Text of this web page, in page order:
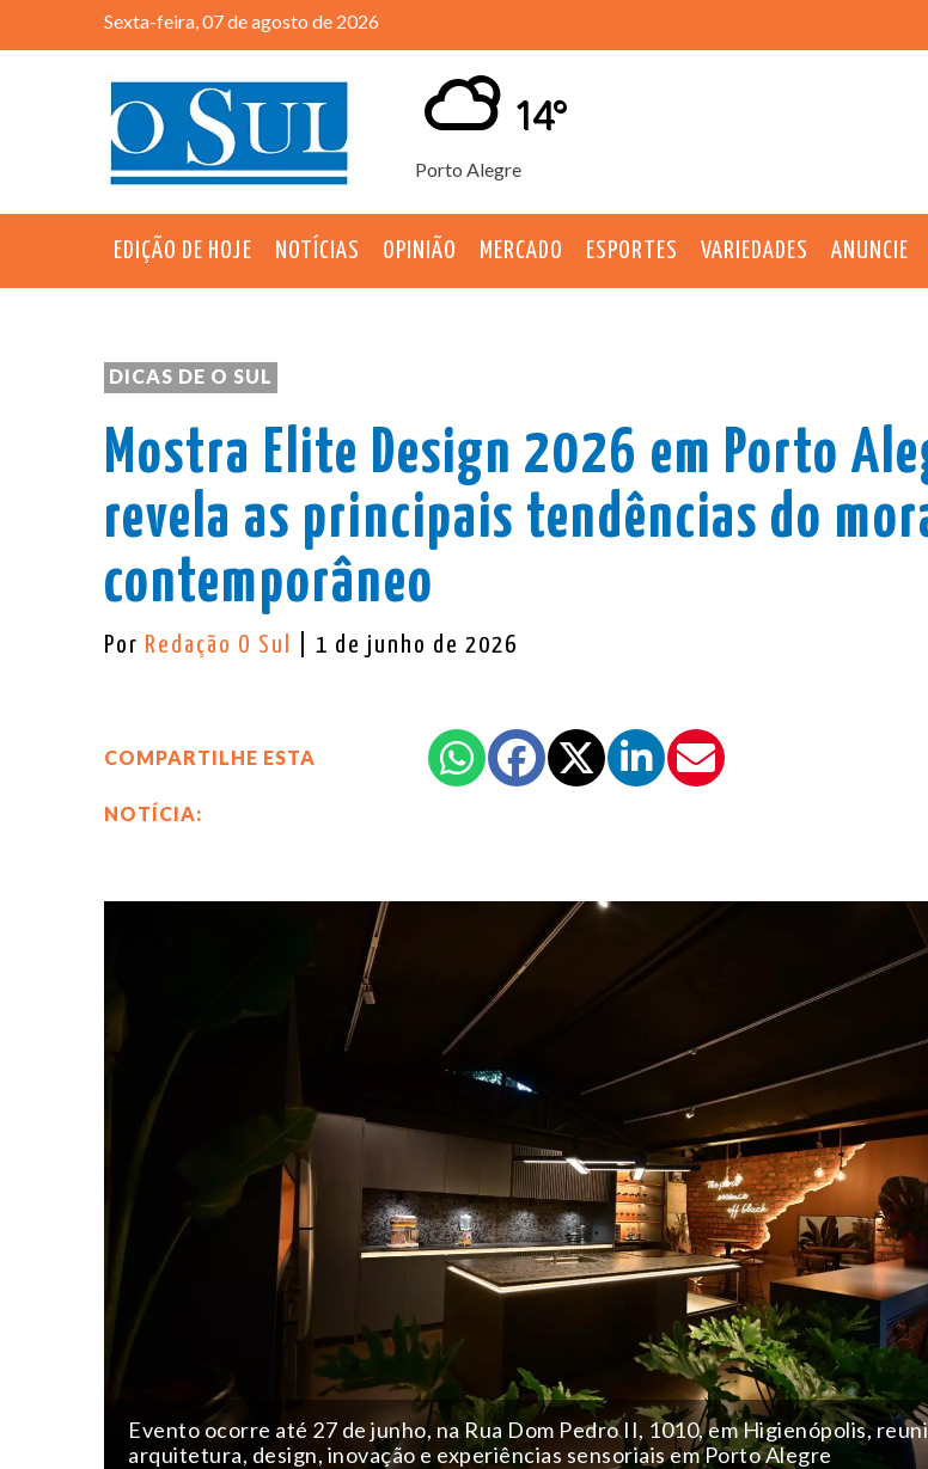
Sexta-feira, 07 de agosto de 2026
Porto Alegre
14°
EDIÇÃO DE HOJE NOTÍCIAS OPINIÃO MERCADO ESPORTES VARIEDADES ANUNCIE
DICAS DE O SUL
Mostra Elite Design 2026 em Porto
revela as principais tendências do
contemporâneo
Por Redação O Sul | 1 de junho de 2026
COMPARTILHE ESTA
NOTÍCIA:
Evento ocorre até 27 de junho, na Rua Dom Pedro II, 1010, em Higienópolis,
arquitetura, design, inovação e experiências sensoriais em Porto Alegre